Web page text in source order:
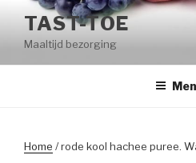
inhoud
springen
TAST-TOE
Maaltijd bezorging
Home / rode kool hachee puree.